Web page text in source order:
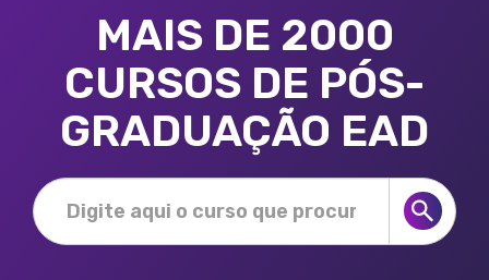
MAIS DE 2000
CURSOS DE PÓS-
GRADUAÇÃO EAD